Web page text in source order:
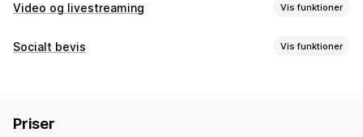
Video og livestreaming Vis funktioner
Videoadministration
Deling på sociale medier
Socialt bevis Vis funktioner
Anmeldelser
Priser